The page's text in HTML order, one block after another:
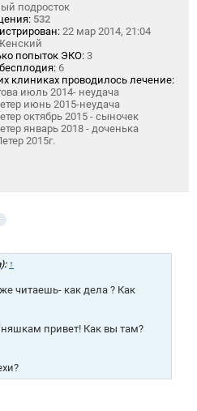
подросток
532
22 мар 2014, 21:04
попыток ЭКО: 3
6
клиниках проводилось лечение:
июль 2014- неудача
июнь 2015-неудача
октябрь 2015 - сыночек
январь 2018 - доченька
2015г.
↑
читаешь- как дела ? Как
привет! Как вы там?